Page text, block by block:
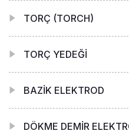
TORÇ (TORCH)
TORÇ YEDEĞİ
BAZİK ELEKTROD
DÖKME DEMİR